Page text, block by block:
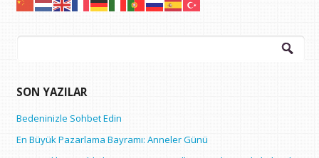
Arama:
SON YAZILAR
Bedeninizle Sohbet Edin
En Büyük Pazarlama Bayramı: Anneler Günü